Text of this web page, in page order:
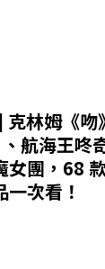
林姆《吻
、航海王咚
女團，68
次看！